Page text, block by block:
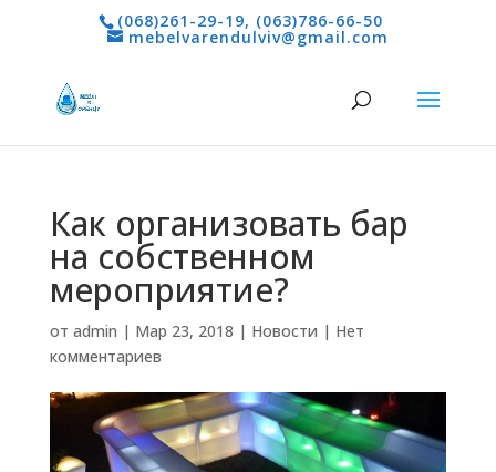
(068)261-29-19, (063)786-66-50
mebelvarendulviv@gmail.com
Как организовать бар
на собственном
мероприятие?
от admin | Мар 23, 2018 | Новости | Нет
комментариев